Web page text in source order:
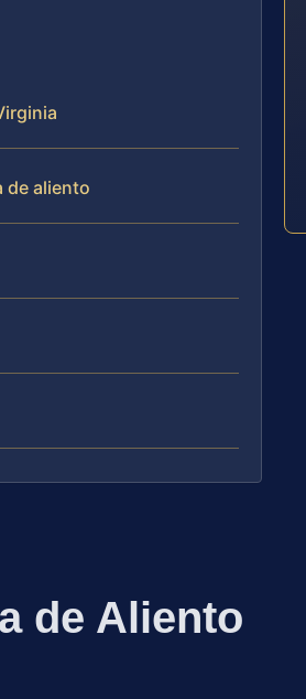
de aliento
de Aliento